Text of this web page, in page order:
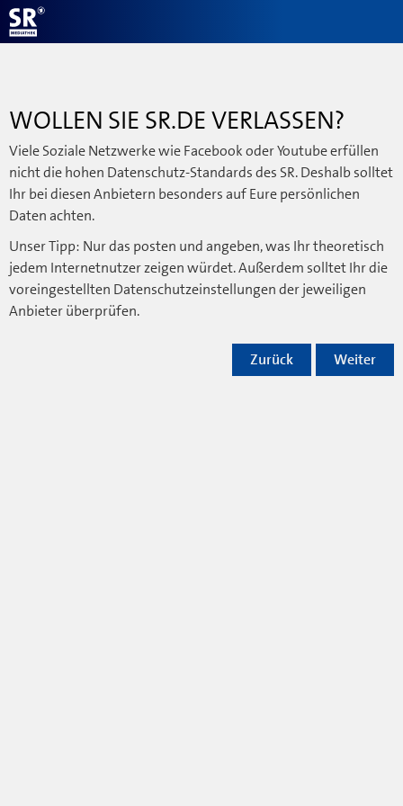
WOLLEN SIE SR.DE VERLASSEN?
Viele Soziale Netzwerke wie Facebook oder Youtube erfüllen
nicht die hohen Datenschutz-Standards des SR. Deshalb solltet
Ihr bei diesen Anbietern besonders auf Eure persönlichen
Daten achten.
Unser Tipp: Nur das posten und angeben, was Ihr theoretisch
jedem Internetnutzer zeigen würdet. Außerdem solltet Ihr die
voreingestellten Datenschutzeinstellungen der jeweiligen
Anbieter überprüfen.
Weiter
Zurück